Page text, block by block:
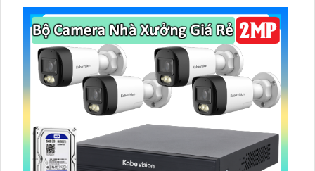
này được đánh giá cao với chất lượng hình ảnh sắc nét
và tính năng bảo mật an toàn